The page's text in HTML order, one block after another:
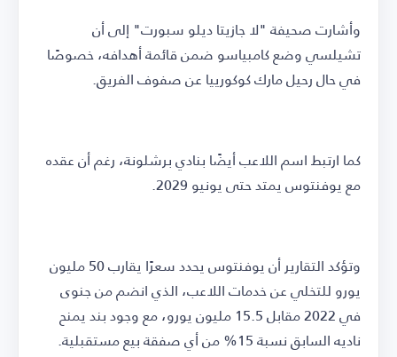
وأشارت صحيفة "لا جازيتا ديلو سبورت" إلى أن
تشيلسي وضع كامبياسو ضمن قائمة أهدافه، خصوصًا
في حال رحيل مارك كوكورييا عن صفوف الفريق.
كما ارتبط اسم اللاعب أيضًا بنادي برشلونة، رغم أن عقده
مع يوفنتوس يمتد حتى يونيو 2029.
وتؤكد التقارير أن يوفنتوس يحدد سعرًا يقارب 50 مليون
يورو للتخلي عن خدمات اللاعب، الذي انضم من جنوى
في 2022 مقابل 15.5 مليون يورو، مع وجود بند يمنح
ناديه السابق نسبة 15% من أي صفقة بيع مستقبلية.